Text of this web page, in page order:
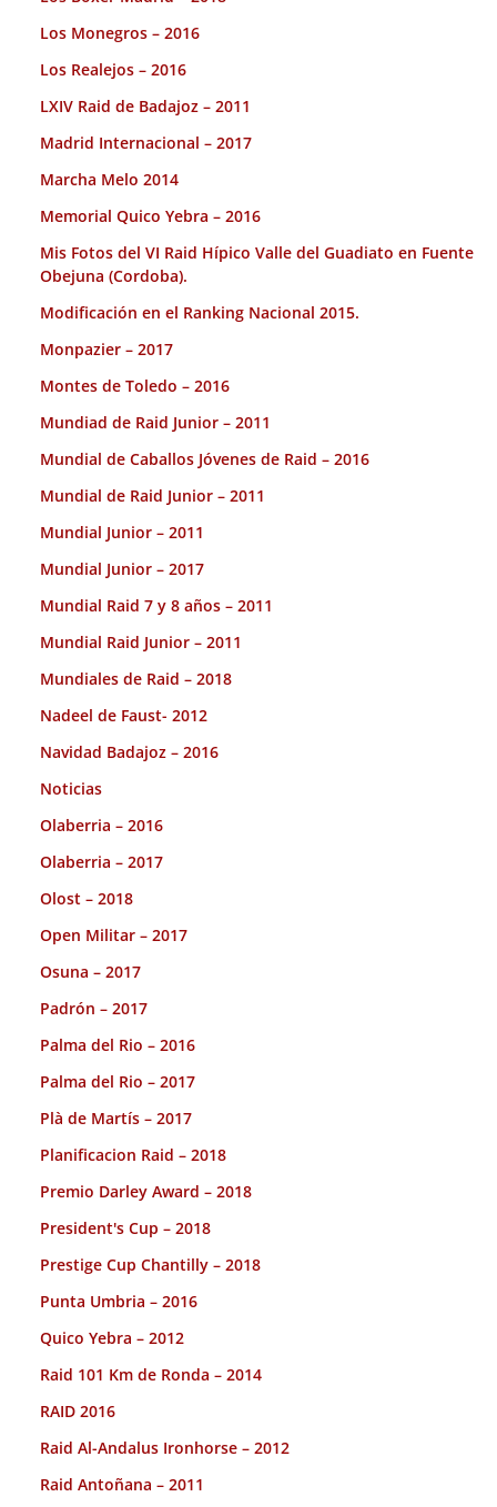
Los Monegros – 2016
Los Realejos – 2016
LXIV Raid de Badajoz – 2011
Madrid Internacional – 2017
Marcha Melo 2014
Memorial Quico Yebra – 2016
Mis Fotos del VI Raid Hípico Valle del Guadiato en Fuente
Obejuna (Cordoba).
Modificación en el Ranking Nacional 2015.
Monpazier – 2017
Montes de Toledo – 2016
Mundiad de Raid Junior – 2011
Mundial de Caballos Jóvenes de Raid – 2016
Mundial de Raid Junior – 2011
Mundial Junior – 2011
Mundial Junior – 2017
Mundial Raid 7 y 8 años – 2011
Mundial Raid Junior – 2011
Mundiales de Raid – 2018
Nadeel de Faust- 2012
Navidad Badajoz – 2016
Noticias
Olaberria – 2016
Olaberria – 2017
Olost – 2018
Open Militar – 2017
Osuna – 2017
Padrón – 2017
Palma del Rio – 2016
Palma del Rio – 2017
Plà de Martís – 2017
Planificacion Raid – 2018
Premio Darley Award – 2018
President's Cup – 2018
Prestige Cup Chantilly – 2018
Punta Umbria – 2016
Quico Yebra – 2012
Raid 101 Km de Ronda – 2014
RAID 2016
Raid Al-Andalus Ironhorse – 2012
Raid Antoñana – 2011